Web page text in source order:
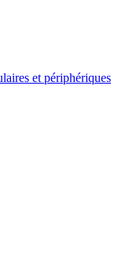
et périphériques